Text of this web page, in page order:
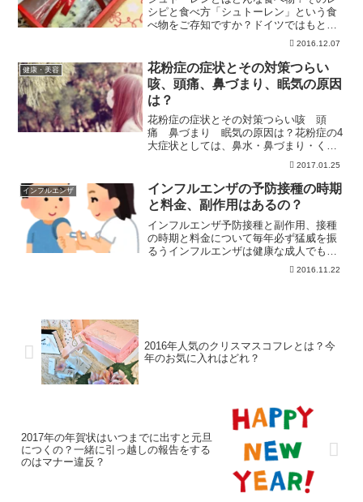
シピと食べ方「シュトーレン」という食
べ物をご存知ですか？ドイツではもとも
とその形から「柱」や「坑道」の意味合
すが、14世紀ごろキリスト普及に伴って
「イエスのゆりかご」や...
2016.12.07
健康・美容
花粉症の症状とその対策つらい
咳、頭痛、鼻づまり、眠気の原因
は？
花粉症の症状とその対策つらい咳 頭
痛 鼻づまり 眠気の原因は？花粉症の4
大症状としては、鼻水・鼻づまり・くし
ゃみ・目のかゆみです。けれど実際に花
粉症になると現れるのは、この4つ以外に
も肌荒れや頭痛、眠れないなどの症状に
悩まされることもあり面...
2017.01.25
インフルエンザ
インフルエンザの予防接種の時期
と料金、副作用はあるの？
インフルエンザ予防接種と副作用、接種
の時期と料金について毎年必ず猛威を振
るうインフルエンザは健康な成人でもイ
ンフルエンザの急な高熱や症状の悪化に
起き上がる力さえ奪われてしまいます。
2016.11.22
2016年人気のクリスマスコフレとは？今
年のお気に入れはどれ？
2017年の年賀状はいつまでに出すと元旦
につくの？一緒に引っ越しの報告をする
のはマナー違反？